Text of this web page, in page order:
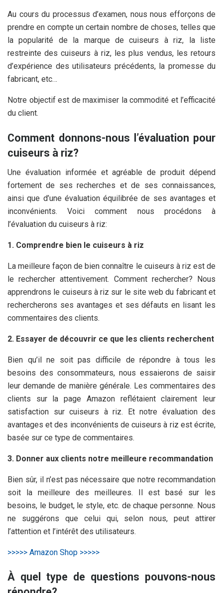
Au cours du processus d’examen, nous nous efforçons de
prendre en compte un certain nombre de choses, telles que
la popularité de la marque de cuiseurs à riz, la liste
restreinte des cuiseurs à riz, les plus vendus, les retours
d’expérience des utilisateurs précédents, la promesse du
fabricant, etc…
Notre objectif est de maximiser la commodité et l’efficacité
du client.
Comment donnons-nous l’évaluation pour
cuiseurs à riz?
Une évaluation informée et agréable de produit dépend
fortement de ses recherches et de ses connaissances,
ainsi que d’une évaluation équilibrée de ses avantages et
inconvénients. Voici comment nous procédons à
l’évaluation du cuiseurs à riz:
1. Comprendre bien le cuiseurs à riz
La meilleure façon de bien connaître le cuiseurs à riz est de
le rechercher attentivement. Comment rechercher? Nous
apprendrons le cuiseurs à riz sur le site web du fabricant et
rechercherons ses avantages et ses défauts en lisant les
commentaires des clients.
2. Essayer de découvrir ce que les clients recherchent
Bien qu’il ne soit pas difficile de répondre à tous les
besoins des consommateurs, nous essaierons de saisir
leur demande de manière générale. Les commentaires des
clients sur la page Amazon reflétaient clairement leur
satisfaction sur cuiseurs à riz. Et notre évaluation des
avantages et des inconvénients de cuiseurs à riz est écrite,
basée sur ce type de commentaires.
3. Donner aux clients notre meilleure recommandation
Bien sûr, il n’est pas nécessaire que notre recommandation
soit la meilleure des meilleures. Il est basé sur les
besoins, le budget, le style, etc. de chaque personne. Nous
ne suggérons que celui qui, selon nous, peut attirer
l’attention et l’intérêt des utilisateurs.
>>>>> Amazon Shop >>>>>
À quel type de questions pouvons-nous